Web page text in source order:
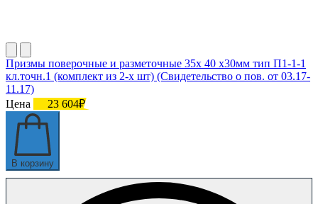
Призмы поверочные и разметочные 35х 40 х30мм тип П1-1-1
кл.точн.1 (комплект из 2-х шт) (Свидетельство о пов. от 03.17-
11.17)
Цена
23 604₽
В корзину